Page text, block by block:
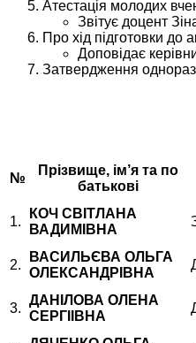
Атестація молодих
Звітує доцент
Про хід підготовки до
Доповідає
Затвердження
№
Прізвище, ім’я та по
батькові
1.
КОЧ СВІТЛАНА
ВАДИМІВНА
2.
ВАСИЛЬЄВА ОЛЬГА
ОЛЕКСАНДРІВНА
3.
ДАНІЛОВА ОЛЕНА
СЕРГІІВНА